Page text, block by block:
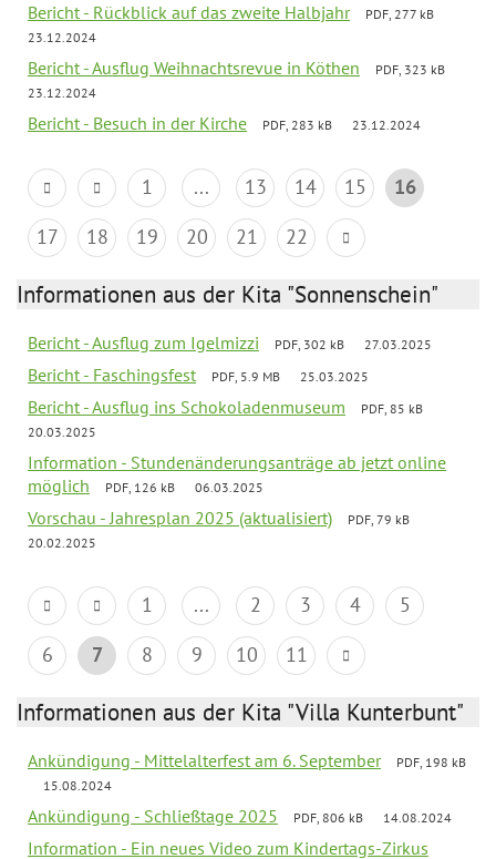
Bericht - Rückblick auf das zweite Halbjahr
PDF, 277 kB
23.12.2024
Bericht - Ausflug Weihnachtsrevue in Köthen
PDF, 323 kB
23.12.2024
Bericht - Besuch in der Kirche PDF, 283 kB 23.12.2024
1 ... 13 14 15
16
17
18 19 20 21 22
Informationen aus der Kita "Sonnenschein"
Bericht - Ausflug zum Igelmizzi PDF, 302 kB 27.03.2025
Bericht - Faschingsfest PDF, 5.9 MB 25.03.2025
Bericht - Ausflug ins Schokoladenmuseum
PDF, 85 kB
20.03.2025
Information - Stundenänderungsanträge ab jetzt online
möglich
PDF, 126 kB 06.03.2025
Vorschau - Jahresplan 2025 (aktualisiert)
PDF, 79 kB
20.02.2025
1 ... 2 3 4
5
6
7 8 9 10 11
Informationen aus der Kita "Villa Kunterbunt"
Ankündigung - Mittelalterfest am 6. September
PDF, 198 kB
15.08.2024
Ankündigung - Schließtage 2025 PDF, 806 kB 14.08.2024
Information - Ein neues Video zum Kindertags-Zirkus